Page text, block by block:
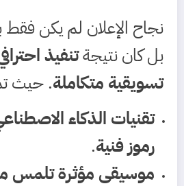
نجاح الإعلان لم يكن فقط
بل كان نتيجةتنفيذ
تسويقية متكاملة. حيث
تقنيات الذكاء
رموز فنية.
موسيقى مؤثرة تلمس